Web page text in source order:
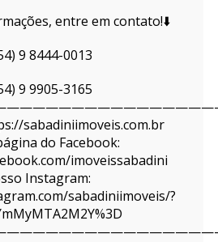
entre em contato!⬇️
9 8444-0013
9 9905-3165
sabadiniimoveis.com.br
do Facebook:
imoveissabadini
Instagram:
sabadiniimoveis/?